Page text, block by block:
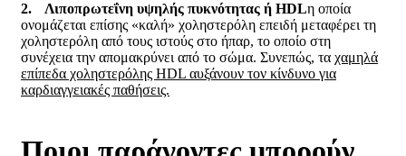
2. Λιποπρωτεΐνη υψηλής πυκνότητας ή HDLη οποία
ονομάζεται επίσης «καλή» χοληστερόλη επειδή μεταφέρει τη
χοληστερόλη από τους ιστούς στο ήπαρ, το οποίο στη
συνέχεια την απομακρύνει από το σώμα. Συνεπώς, τα χαμηλά
επίπεδα χοληστερόλης HDL αυξάνουν τον κίνδυνο για
καρδιαγγειακές παθήσεις.